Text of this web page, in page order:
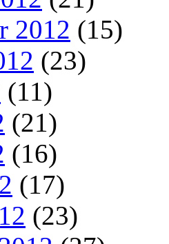
2012 (15)
(23)
(11)
(21)
(16)
(17)
(23)